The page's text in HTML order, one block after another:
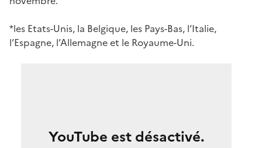
*les Etats-Unis, la Belgique, les Pays-Bas, l’Italie,
l’Espagne, l’Allemagne et le Royaume-Uni.
YouTube est désactivé.